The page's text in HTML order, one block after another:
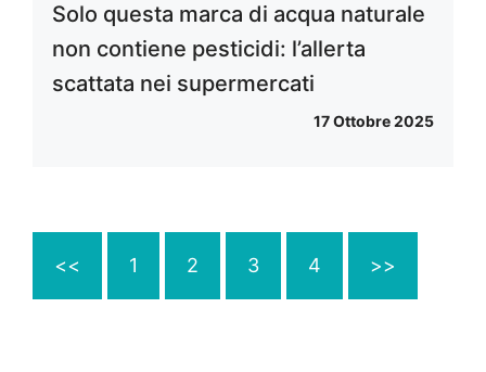
Solo questa marca di acqua naturale
non contiene pesticidi: l’allerta
scattata nei supermercati
17 Ottobre 2025
<< 1 2 3 4 >>